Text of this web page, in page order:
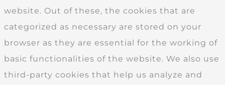
website. Out of these, the cookies that are
categorized as necessary are stored on your
browser as they are essential for the working of
basic functionalities of the website. We also use
third-party cookies that help us analyze and